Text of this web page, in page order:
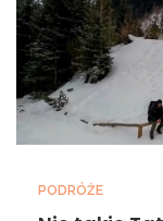
PODRÓŻE